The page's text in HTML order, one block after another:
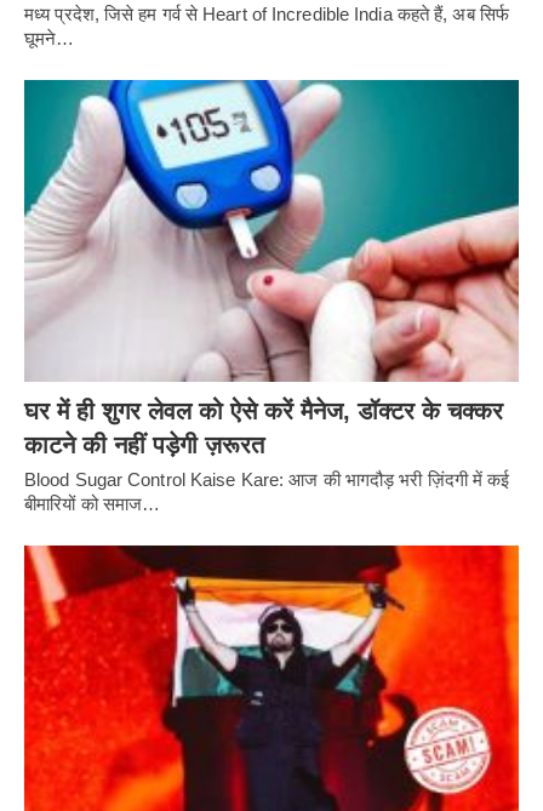
मध्य प्रदेश, जिसे हम गर्व से Heart of Incredible India कहते हैं, अब सिर्फ
घूमने…
घर में ही शुगर लेवल को ऐसे करें मैनेज, डॉक्टर के चक्कर
काटने की नहीं पड़ेगी ज़रूरत
Blood Sugar Control Kaise Kare: आज की भागदौड़ भरी ज़िंदगी में कई
बीमारियों को समाज…